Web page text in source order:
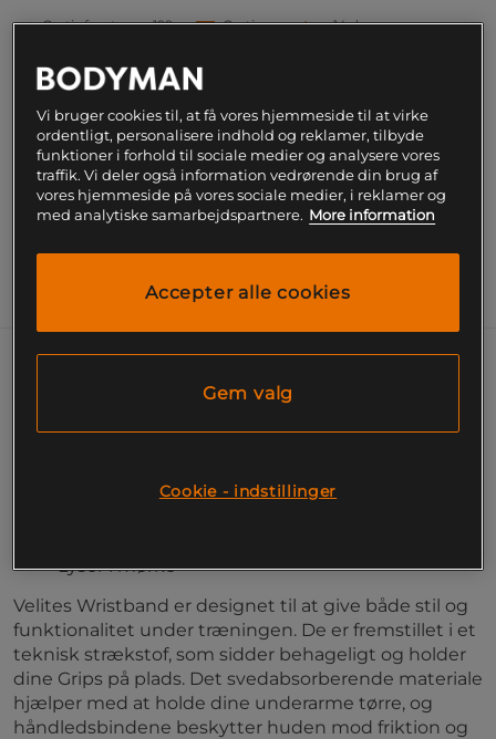
Gratis fragt over 199
Gratis
14 dages
SKU #1116-08 | EAN8436614410669
Få en farverig træningsoplevelse med Velites
Wristband, fremragende til at holde dine håndled
beskyttede og tørre.
Læs mere
håndledsbind med hver træningsdag,
samtidig med at du får en behagelig og
Syv par til prisen af fem
Lyser i mørke
Velites Wristband er designet til at give både stil og
funktionalitet under træningen. De er fremstillet i et
teknisk strækstof, som sidder behageligt og holder
dine Grips på plads. Det svedabsorberende materiale
hjælper med at holde dine underarme tørre, og
håndledsbindene beskytter huden mod friktion og
Vi bruger cookies til, at få vores hjemmeside til at virke
ordentligt, personalisere indhold og reklamer, tilbyde
funktioner i forhold til sociale medier og analysere vores
traffik. Vi deler også information vedrørende din brug af
vores hjemmeside på vores sociale medier, i reklamer og
med analytiske samarbejdspartnere. More information
Accepter alle cookies
Gem valg
Cookie - indstillinger